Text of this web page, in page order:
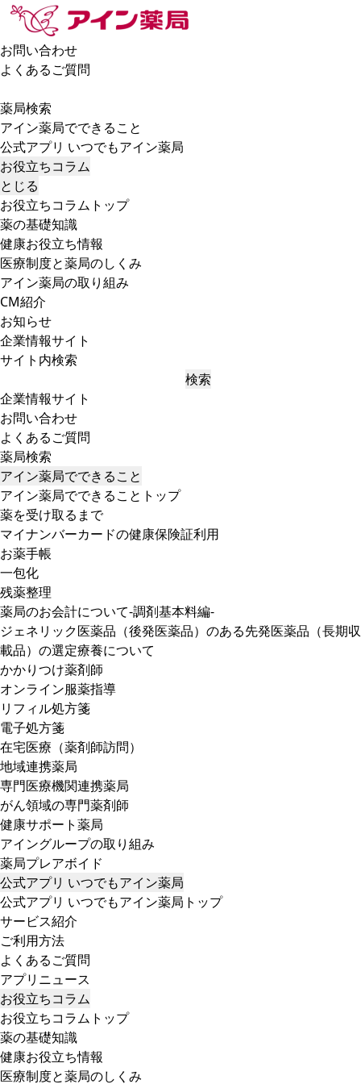
お問い合わせ
よくあるご質問
薬局検索
アイン薬局でできること
公式アプリ いつでもアイン薬局
お役立ちコラム
とじる
お役立ちコラムトップ
薬の基礎知識
健康お役立ち情報
医療制度と薬局のしくみ
アイン薬局の取り組み
CM紹介
お知らせ
企業情報サイト
サイト内検索
検索
企業情報サイト
お問い合わせ
よくあるご質問
薬局検索
アイン薬局でできること
アイン薬局でできることトップ
薬を受け取るまで
マイナンバーカードの健康保険証利用
お薬手帳
一包化
残薬整理
薬局のお会計について-調剤基本料編-
ジェネリック医薬品（後発医薬品）のある先発医薬品（長期収
載品）の選定療養について
かかりつけ薬剤師
オンライン服薬指導
リフィル処方箋
電子処方箋
在宅医療（薬剤師訪問）
地域連携薬局
専門医療機関連携薬局
がん領域の専門薬剤師
健康サポート薬局
アイングループの取り組み
薬局プレアボイド
公式アプリ いつでもアイン薬局
公式アプリ いつでもアイン薬局トップ
サービス紹介
ご利用方法
よくあるご質問
アプリニュース
お役立ちコラム
お役立ちコラムトップ
薬の基礎知識
健康お役立ち情報
医療制度と薬局のしくみ